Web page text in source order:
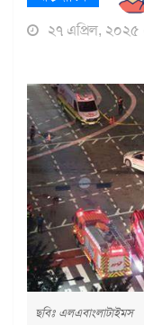
২৭ এপ্রিল,
ছবিঃ এলএবাংলাটাইমস